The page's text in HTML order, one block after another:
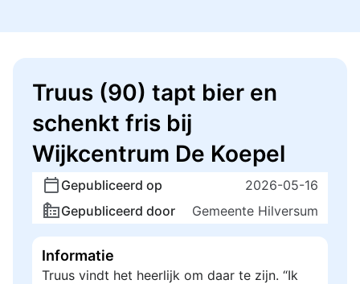
Truus (90) tapt bier en
schenkt fris bij
Wijkcentrum De Koepel
Gepubliceerd op
2026-05-16
Gepubliceerd door
Gemeente Hilversum
Informatie
Truus vindt het heerlijk om daar te zijn. “Ik